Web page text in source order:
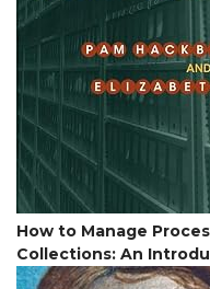
How to Manage
Collections: An